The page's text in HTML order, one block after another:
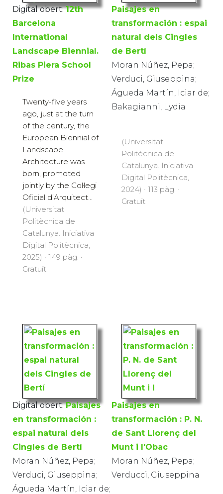
Digital obert: 12th
Barcelona
International
Landscape Biennial.
Ribas Piera School
Prize
Twenty-five years
ago, just at the turn
of the century, the
European Biennial of
Landscape
Architecture was
born, promoted
jointly by the Col·legi
Oficial d’Arquitect...
(Universitat
Politècnica de
Catalunya. Iniciativa
Digital Politècnica,
2025) · 149 pàg. ·
Gratuït
Paisajes en
transformación : espai
natural dels Cingles
de Bertí
Moran Núñez, Pepa;
Verduci, Giuseppina;
Águeda Martín, Iciar de;
Bakagianni, Lydia
(Universitat
Politècnica de
Catalunya. Iniciativa
Digital Politècnica,
2024) · 113 pàg. ·
Gratuït
Digital obert: Paisajes
en transformación :
espai natural dels
Cingles de Bertí
Moran Núñez, Pepa;
Verduci, Giuseppina;
Águeda Martín, Iciar de;
Paisajes en
transformación : P. N.
de Sant Llorenç del
Munt i l'Obac
Moran Núñez, Pepa;
Verducci, Giuseppina